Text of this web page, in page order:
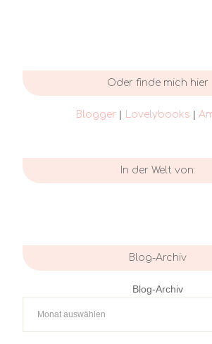
Oder finde mich hier
Blogger| Lovelybooks |
In der Welt von:
Blog-Archiv
Blog-Archiv